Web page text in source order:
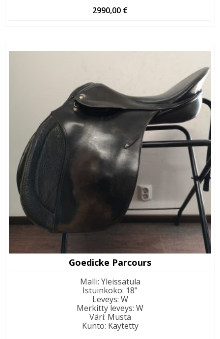
2990,00 €
Goedicke Parcours
Malli: Yleissatula
Istuinkoko: 18"
Leveys: W
Merkitty leveys: W
Väri: Musta
Kunto: Käytetty